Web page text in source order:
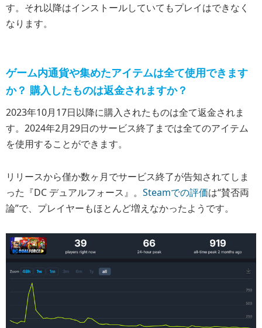
す。それ以降はインストールしていてもプレイはできなく
なります。
ゲーム内通貨や集めたアイテムは全て使用できます
か？ 購入したものは返金されますか？
2023年10月17日以降に購入されたものは全て返金されま
す。2024年2月29日のサービス終了までは全てのアイテム
を使用することができます。
リリースから僅か数ヶ月でサービス終了が告知されてしま
った『DC デュアルフォース』。 Steamでの評価は“賛否両
論”で、プレイヤーもほとんど増えなかったようです。